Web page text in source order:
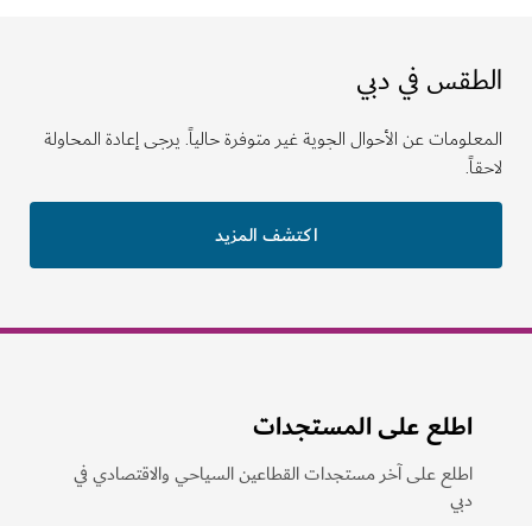
في دبي
عن الأحوال الجوية غير متوفرة حالياً. يرجى إعادة المحاولة
اكتشف المزيد
اطلع على المستجدات
اطلع على آخر مستجدات القطاعين السياحي والاقتصادي في